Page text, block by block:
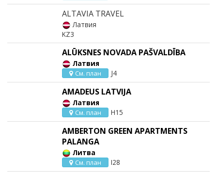
ALTAVIA TRAVEL
Латвия
KZ3
ALŪKSNES NOVADA PAŠVALDĪBA
Латвия
См. план J4
AMADEUS LATVIJA
Латвия
См. план H15
AMBERTON GREEN APARTMENTS
PALANGA
Литва
См. план I28